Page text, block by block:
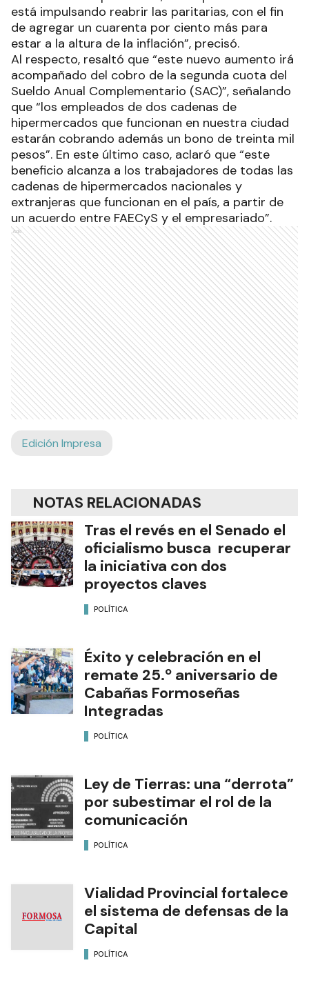
está impulsando reabrir las paritarias, con el fin
de agregar un cuarenta por ciento más para
estar a la altura de la inflación”, precisó.
Al respecto, resaltó que “este nuevo aumento irá
acompañado del cobro de la segunda cuota del
Sueldo Anual Complementario (SAC)”, señalando
que “los empleados de dos cadenas de
hipermercados que funcionan en nuestra ciudad
estarán cobrando además un bono de treinta mil
pesos”. En este último caso, aclaró que “este
beneficio alcanza a los trabajadores de todas las
cadenas de hipermercados nacionales y
extranjeras que funcionan en el país, a partir de
un acuerdo entre FAECyS y el empresariado”.
Ads
Edición Impresa
NOTAS RELACIONADAS
Tras el revés en el Senado el
oficialismo busca recuperar
la iniciativa con dos
proyectos claves
POLÍTICA
Éxito y celebración en el
remate 25.º aniversario de
Cabañas Formoseñas
Integradas
POLÍTICA
Ley de Tierras: una “derrota”
por subestimar el rol de la
comunicación
POLÍTICA
Vialidad Provincial fortalece
el sistema de defensas de la
Capital
POLÍTICA